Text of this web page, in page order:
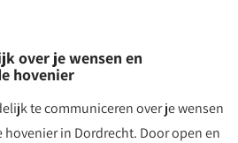
over je wensen en
hovenier
te communiceren over je wensen
in Dordrecht. Door open en